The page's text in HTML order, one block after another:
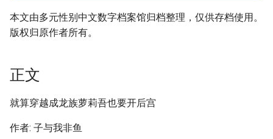
本文由多元性别中文数字档案馆归档整理，仅供存档使用。
版权归原作者所有。
正文
就算穿越成龙族萝莉吾也要开后宫
作者: 子与我非鱼